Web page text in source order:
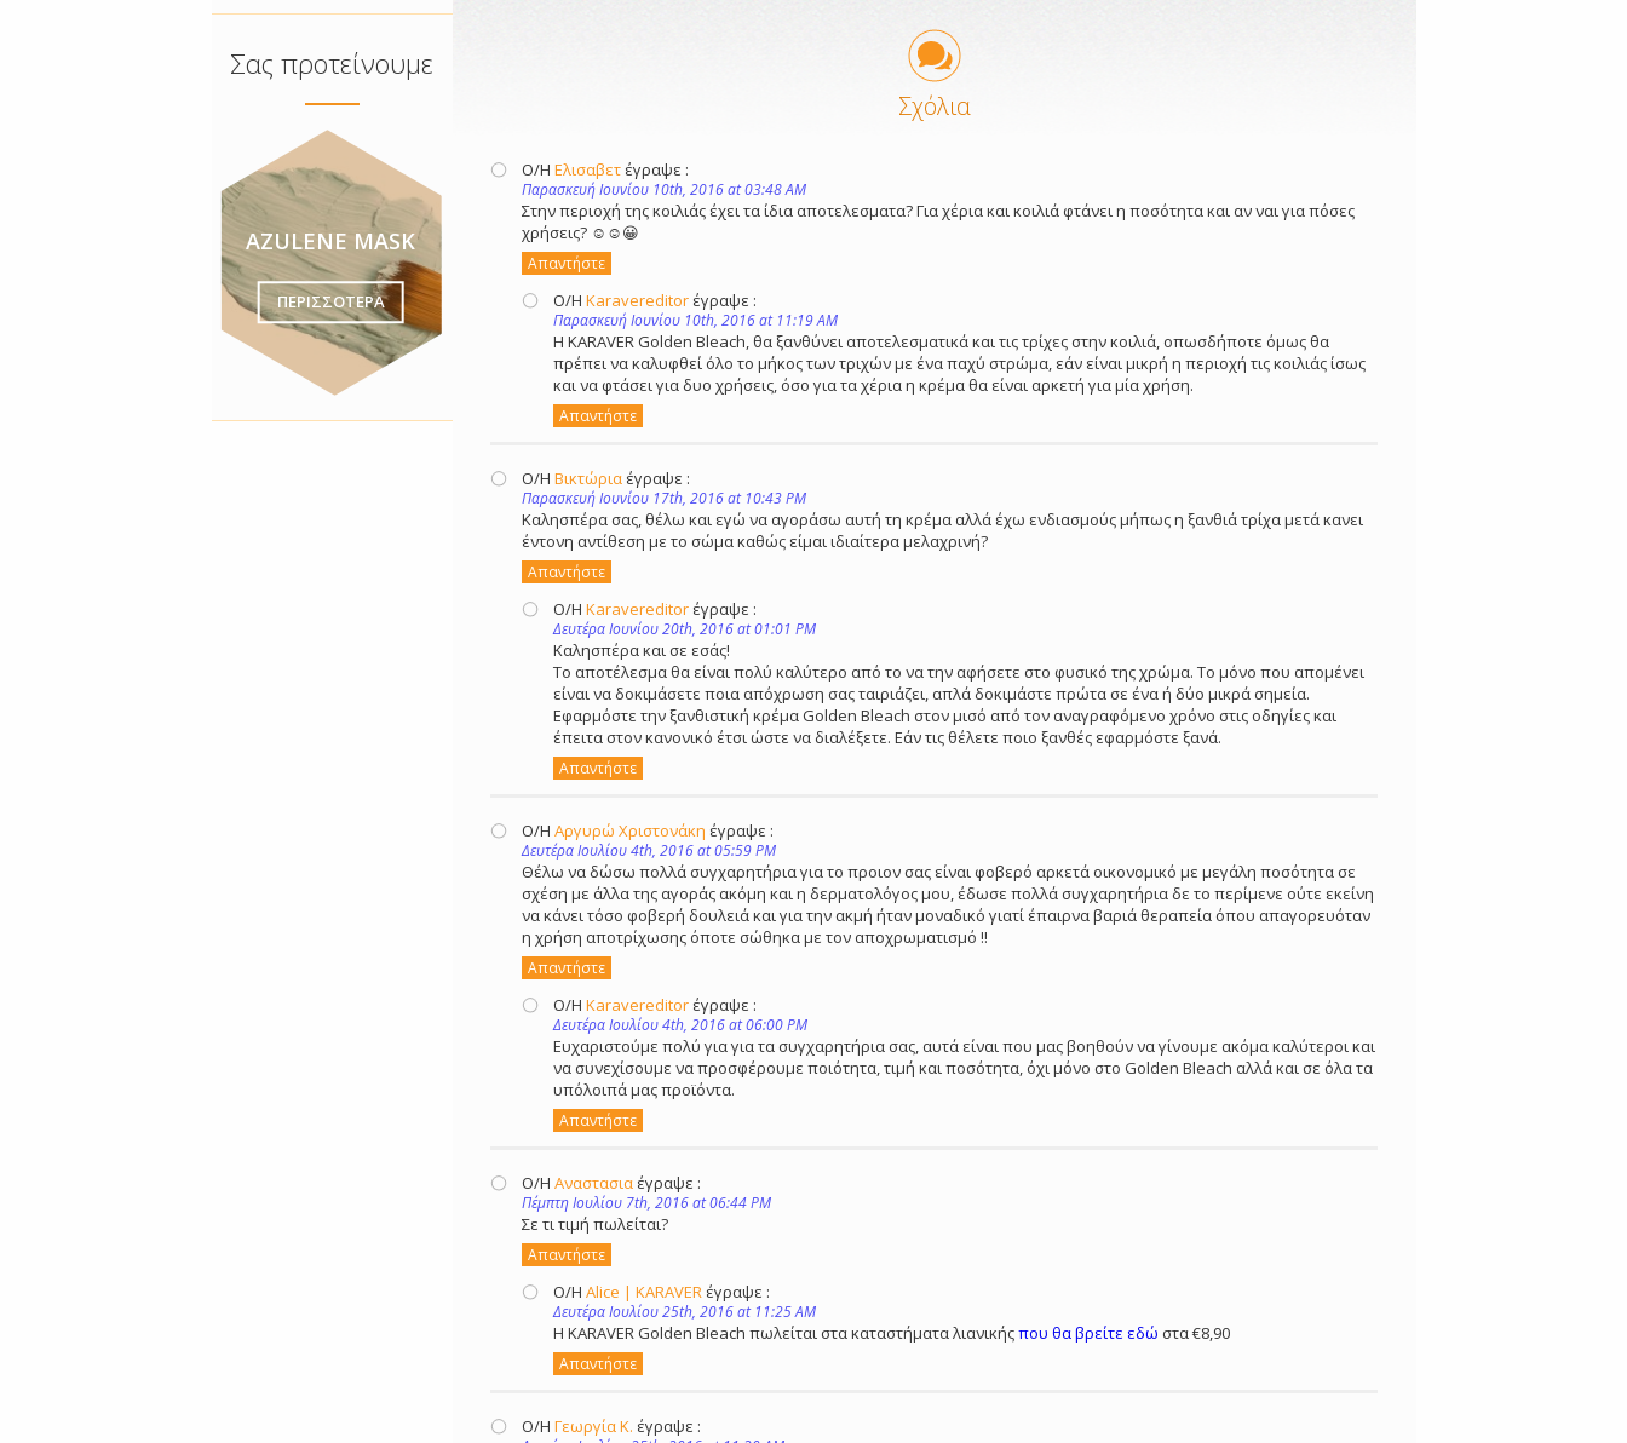
Σχόλια
Ο/ΗΕλισαβετ έγραψε :
Παρασκευή Ιουνίου 10th, 2016 at 03:48 AM
Στην περιοχή της κοιλιάς έχει τα ίδια αποτελεσματα? Για χέρια και κοιλιά φτάνει η ποσότητα και αν ναι για πόσες
χρήσεις? ☺☺😀
Απαντήστε
Ο/ΗKaravereditor έγραψε :
Παρασκευή Ιουνίου 10th, 2016 at 11:19 AM
Η KARAVER Golden Bleach, θα ξανθύνει αποτελεσματικά και τις τρίχες στην κοιλιά, οπωσδήποτε όμως θα
πρέπει να καλυφθεί όλο το μήκος των τριχών με ένα παχύ στρώμα, εάν είναι μικρή η περιοχή τις κοιλιάς ίσως
και να φτάσει για δυο χρήσεις, όσο για τα χέρια η κρέμα θα είναι αρκετή για μία χρήση.
Απαντήστε
Ο/ΗΒικτώρια έγραψε :
Παρασκευή Ιουνίου 17th, 2016 at 10:43 PM
Καλησπέρα σας, θέλω και εγώ να αγοράσω αυτή τη κρέμα αλλά έχω ενδιασμούς μήπως η ξανθιά τρίχα μετά κανει
έντονη αντίθεση με το σώμα καθώς είμαι ιδιαίτερα μελαχρινή?
Απαντήστε
Ο/ΗKaravereditor έγραψε :
Δευτέρα Ιουνίου 20th, 2016 at 01:01 PM
Καλησπέρα και σε εσάς!
Το αποτέλεσμα θα είναι πολύ καλύτερο από το να την αφήσετε στο φυσικό της χρώμα. Το μόνο που απομένει
είναι να δοκιμάσετε ποια απόχρωση σας ταιριάζει, απλά δοκιμάστε πρώτα σε ένα ή δύο μικρά σημεία.
Eφαρμόστε την ξανθιστική κρέμα Golden Bleach στον μισό από τον αναγραφόμενο χρόνο στις οδηγίες και
έπειτα στον κανονικό έτσι ώστε να διαλέξετε. Εάν τις θέλετε ποιο ξανθές εφαρμόστε ξανά.
Απαντήστε
Ο/ΗΑργυρώ Χριστονάκη έγραψε :
Δευτέρα Ιουλίου 4th, 2016 at 05:59 PM
Θέλω να δώσω πολλά συγχαρητήρια για το προιον σας είναι φοβερό αρκετά οικονομικό με μεγάλη ποσότητα σε
σχέση με άλλα της αγοράς ακόμη και η δερματολόγος μου, έδωσε πολλά συγχαρητήρια δε το περίμενε ούτε εκείνη
να κάνει τόσο φοβερή δουλειά και για την ακμή ήταν μοναδικό γιατί έπαιρνα βαριά θεραπεία όπου απαγορευόταν
η χρήση αποτρίχωσης όποτε σώθηκα με τον αποχρωματισμό !!
Απαντήστε
Ο/ΗKaravereditor έγραψε :
Δευτέρα Ιουλίου 4th, 2016 at 06:00 PM
Ευχαριστούμε πολύ για για τα συγχαρητήρια σας, αυτά είναι που μας βοηθούν να γίνουμε ακόμα καλύτεροι και
να συνεχίσουμε να προσφέρουμε ποιότητα, τιμή και ποσότητα, όχι μόνο στο Golden Bleach αλλά και σε όλα τα
υπόλοιπά μας προϊόντα.
Απαντήστε
Ο/ΗΑναστασια έγραψε :
Πέμπτη Ιουλίου 7th, 2016 at 06:44 PM
Σε τι τιμή πωλείται?
Απαντήστε
Ο/ΗAlice | KARAVER έγραψε :
Δευτέρα Ιουλίου 25th, 2016 at 11:25 AM
Η KARAVER Golden Bleach πωλείται στα καταστήματα λιανικήςπου θα βρείτε εδώ στα €8,90
Απαντήστε
Ο/ΗΓεωργία Κ. έγραψε :
Σας προτείνουμε
AZULENE MASK
ΠΕΡΙΣΣΟΤΕΡΑ